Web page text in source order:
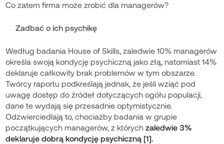
Co zatem firma może zrobić dla managerów?
Zadbać o ich psychikę
Według badania House of Skills, zaledwie 10% managerów
określa swoją kondycję psychiczną jako złą, natomiast 14%
deklaruje całkowity brak problemów w tym obszarze.
Twórcy raportu podkreślają jednak, że jeśli wziąć pod
uwagę dostęp do źródeł dotyczących ogółu populacji,
dane te wydają się przesadnie optymistycznie.
Odzwierciedlają to, chociażby badania w grupie
początkujących managerów, z którychzaledwie 3%
deklaruje dobrą kondycję psychiczną [1].